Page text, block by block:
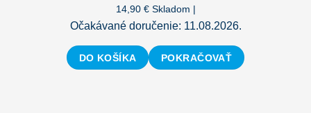
14,90 €Skladom |
Očakávané doručenie: 11.08.2026.
DO KOŠÍKA POKRAČOVAŤ